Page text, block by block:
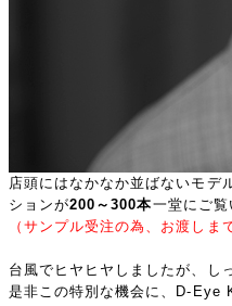
店頭にはなかなか並ばないモデ
ションが200～300本一堂にご覧
（サンプル受注の為、お渡しま
台風でヒヤヒヤしましたが、し
是非この特別な機会に、D-Eye